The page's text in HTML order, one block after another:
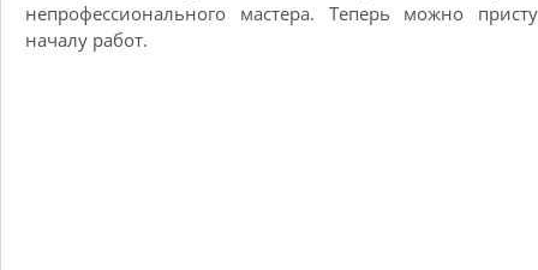
непрофессионального мастера. Теперь можно
началу работ.